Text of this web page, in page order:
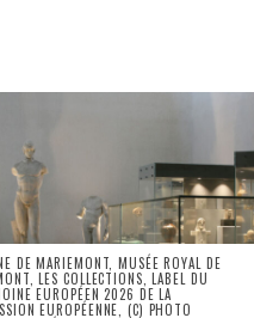
DE MARIEMONT, MUSÉE ROYAL DE
LES COLLECTIONS, LABEL DU
EUROPÉEN 2026 DE LA
EUROPÉENNE, (C) PHOTO